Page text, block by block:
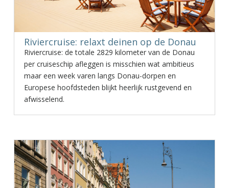
Riviercruise: relaxt deinen op de Donau
Riviercruise: de totale 2829 kilometer van de Donau
per cruiseschip afleggen is misschien wat ambitieus
maar een week varen langs Donau-dorpen en
Europese hoofdsteden blijkt heerlijk rustgevend en
afwisselend.